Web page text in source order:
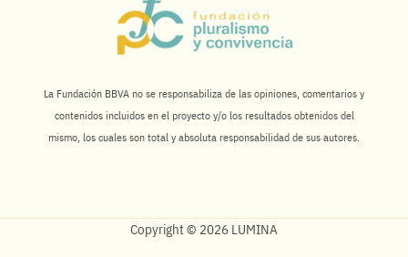
La Fundación BBVA no se responsabiliza de las opiniones, comentarios y
contenidos incluidos en el proyecto y/o los resultados obtenidos del
mismo, los cuales son total y absoluta responsabilidad de sus autores.
Copyright © 2026 LUMINA